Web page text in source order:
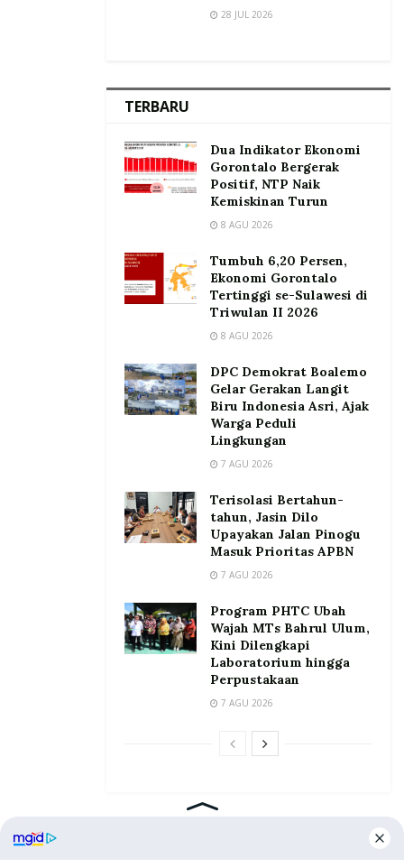
28 JUL 2026
TERBARU
Dua Indikator Ekonomi
Gorontalo Bergerak
Positif, NTP Naik
Kemiskinan Turun
8 AGU 2026
Tumbuh 6,20 Persen,
Ekonomi Gorontalo
Tertinggi se-Sulawesi di
Triwulan II 2026
8 AGU 2026
DPC Demokrat Boalemo
Gelar Gerakan Langit
Biru Indonesia Asri, Ajak
Warga Peduli
Lingkungan
7 AGU 2026
Terisolasi Bertahun-
tahun, Jasin Dilo
Upayakan Jalan Pinogu
Masuk Prioritas APBN
7 AGU 2026
Program PHTC Ubah
Wajah MTs Bahrul Ulum,
Kini Dilengkapi
Laboratorium hingga
Perpustakaan
7 AGU 2026